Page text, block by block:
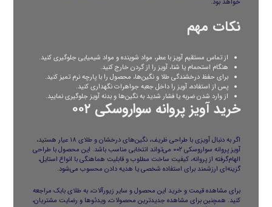
خواهد بود.
نکات مهم
از تماس مستقیم آویز با عطر، مواد شوینده و مواد شیمیایی جلوگیری کنید.
هنگام استحمام یا شنا، آویز را از گردن خارج کنید.
برای حفظ درخشندگی طلا و نگین‌ها، محصول را با پارچه نرم تمیز کنید.
پس از استفاده، آویز را داخل جعبه جواهرات نگهداری کنید.
از وارد شدن ضربه یا فشار شدید به نگین‌ها و بدنه آویز جلوگیری نمایید.
خرید آویز پروانه سواروسکی ۰۰۲
اگر به دنبال آویزی با طراحی ظریف، نگین‌های درخشان و طلای ۱۸ عیار هستید،
آویز پروانه سواروسکی ۰۰۲ می‌تواند انتخابی مناسب باشد. این محصول با طراحی
الهام‌گرفته از پروانه، کیفیت ساخت مطلوب و قابلیت هماهنگی با انواع استایل،
گزینه‌ای ارزشمند برای استفاده شخصی یا هدیه دادن محسوب می‌شود.
برای مشاهده قیمت و خرید این محصول و سایر زیورآلات، بهطلای بابک مراجعه
کنید. همچنین برای مشاهده جدیدترین محصولات، ویدئوها و رضایت مشتریان،